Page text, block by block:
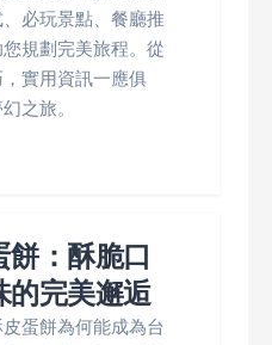
必玩景點、餐廳推
規劃完美旅程。從
實用資訊一應俱
之旅。
：酥脆口
的完美邂逅
蛋餅為何能成為台